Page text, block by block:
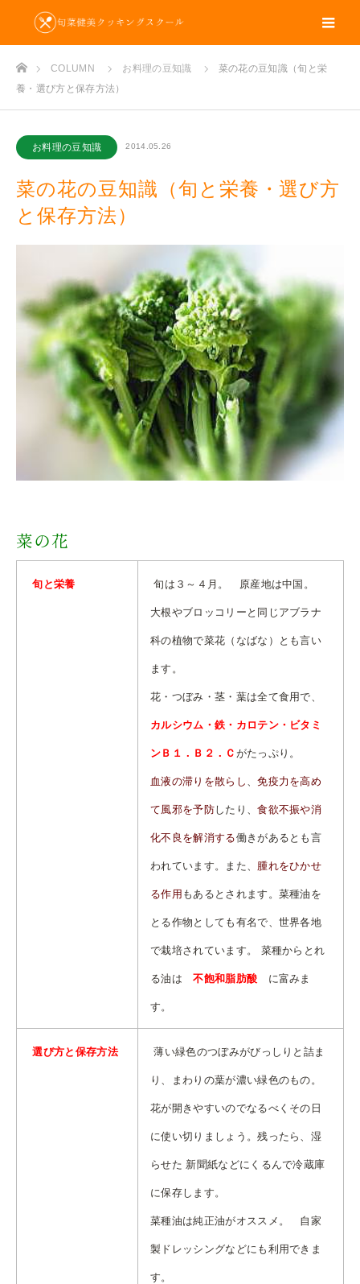
ホームCOLUMN お料理の豆知識
菜の花の豆知識（旬と栄
養・選び方と保存方法）
お料理の豆知識 2014.05.26
菜の花の豆知識（旬と栄養・選び方
と保存方法）
菜の花
旬と栄養 旬は３～４月。 原産地は中国。
大根やブロッコリーと同じアブラナ
科の植物で菜花（なばな）とも言い
ます。
花・つぼみ・茎・葉は全て食用で、
カルシウム・鉄・カロテン・ビタミ
ンＢ１．Ｂ２．Ｃ がたっぷり。
血液の滞りを散らし 、免疫力を高め
て風邪を予防したり、食欲不振や消
化不良を解消する働きがあるとも言
われています。また、 腫れをひかせ
る作用 もあるとされます。 菜種油を
とる作物としても有名で、世界各地
で栽培されています。 菜種からとれ
る油は不飽和脂肪酸 に富みま
す。
選び方と保存方法 薄い緑色のつぼみがびっしりと詰ま
り、まわりの葉が濃い緑色のもの。
花が開きやすいのでなるべくその日
に使い切りましょう。残ったら、湿
らせた 新聞紙などにくるんで冷蔵庫
に保存します。
菜種油は純正油がオススメ。 自家
製ドレッシングなどにも利用できま
す。